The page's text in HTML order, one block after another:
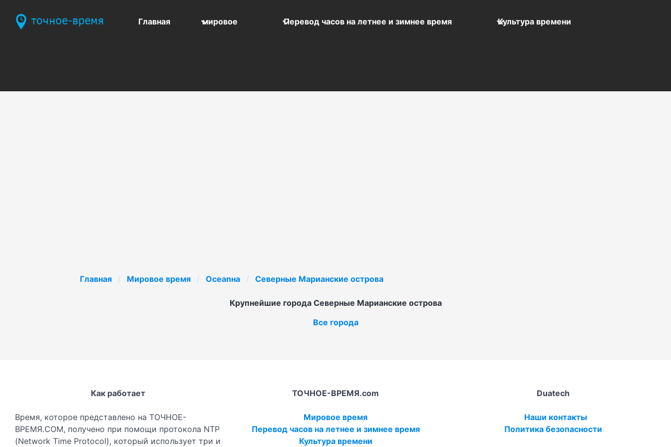
Главная мировое Перевод часов на летнее и зимнее время Культура времени
Главная Мировое время Oceanнa Северные Марианские острова
Крупнейшие города Северные Марианские острова
Все города
Как работает
Время, которое представлено на ТОЧНОЕ-
ВРЕМЯ.COM, получено при помощи протокола NTP
(Network Time Protocol), который использует три и
ТОЧНОЕ-ВРЕМЯ.com
Мировое время
Перевод часов на летнее и зимнее время
Культура времени
Duatech
Наши контакты
Политика безопасности